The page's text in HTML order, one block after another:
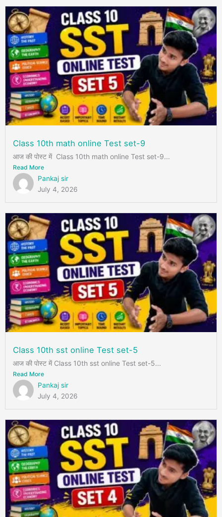
Class 10th math online Test set-9
आज की पोस्ट में Class 10th math online Test set-9...
Read More
Pankaj sir
July 4, 2026
Class 10th sst online Test set-5
आज की पोस्ट में Class 10th sst online Test set-5...
Read More
Pankaj sir
July 4, 2026